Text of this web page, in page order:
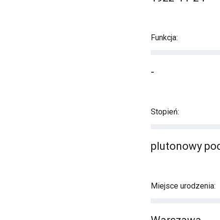
Funkcja:
-
Stopień:
plutonowy
Miejsce urodzenia: